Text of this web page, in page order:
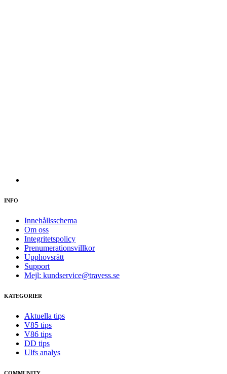
INFO
Innehållsschema
Om oss
Integritetspolicy
Prenumerationsvillkor
Upphovsrätt
Support
Mejl: kundservice@travess.se
KATEGORIER
Aktuella tips
V85 tips
V86 tips
DD tips
Ulfs analys